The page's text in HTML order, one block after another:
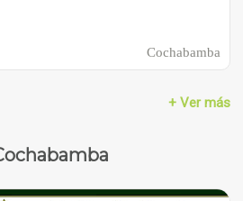
Cochabamba
+ Ver más